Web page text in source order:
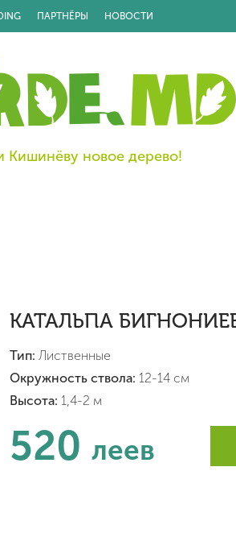
ПАРТНЁРЫ НОВОСТИ
Кишинёву новое дерево!
КАТАЛЬПА
Тип: Лиственные
Окружность ствола: 12-14 см
Высота: 1,4-2 м
520 леев